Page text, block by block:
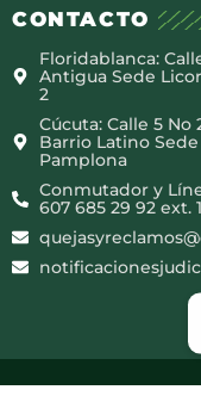
CONTACTO
Floridablanca:
Antigua Sede
2
Cúcuta: Calle 5 No
Barrio Latino
Pamplona
Conmutador y
607 685 29 92 ext.